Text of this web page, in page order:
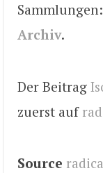
Sammlungen:
Archiv.
Der Beitrag
zuerst auf
Source